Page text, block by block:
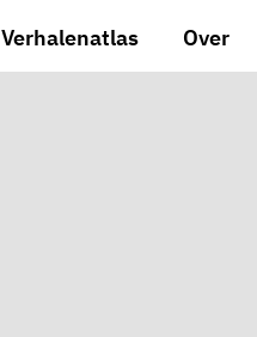
Verhalenatlas Over